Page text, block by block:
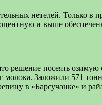
нетелей. Только в
и выше
решение посеять озимую
молока. Заложили 571
в «Барсучанке» и